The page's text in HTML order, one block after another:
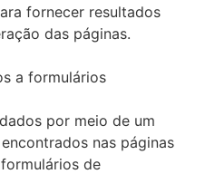
fornecer resultados
das páginas.
a formulários
por meio de um
nas páginas
de